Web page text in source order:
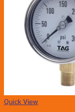
Quick View